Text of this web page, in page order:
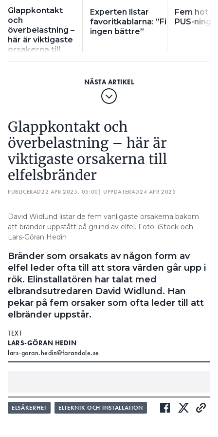
slits, säger Per Samuelsson, chef för avdelningen
produkter vid Elsäkerhetsverket.
Elsäkerhetsverket uppger att Easee har tre veckor
på sig att överklaga beslutet – och två månader på
ytterligare tio månader sedan ¨återrapportera
GATE?
Glappkontakt
och
överbelastning –
här är viktigaste
orsakerna till
elfelsbränder
Experten listar
favoritkablarna: ”Finns
ingen bättre”
Fem hot
PUS-
Glappkontakt och
överbelastning – här är
viktigaste orsakerna till
elfelsbränder
PUBLICERAD22 APR 2025, 05:00 | UPPDATERAD24 APR 2025
David Widlund listar de fem vanligaste orsakerna bakom
att bränder uppstått på grund av elfel. Foto: iStock och
Lars-Göran Hedin
Bränder som orsakats av någon form av
elfel leder ofta till att stora värden går upp i
rök. Elinstallatören har talat med
elbrandsutredaren David Widlund. Han
pekar på fem orsaker som ofta leder till att
elbränder uppstår.
TEXT
LARS-GÖRAN HEDIN
lars-goran.hedin@farandole.se
1. Glappkontakt
ELSÄKERHET ELTEKNIK OCH INSTALLATION